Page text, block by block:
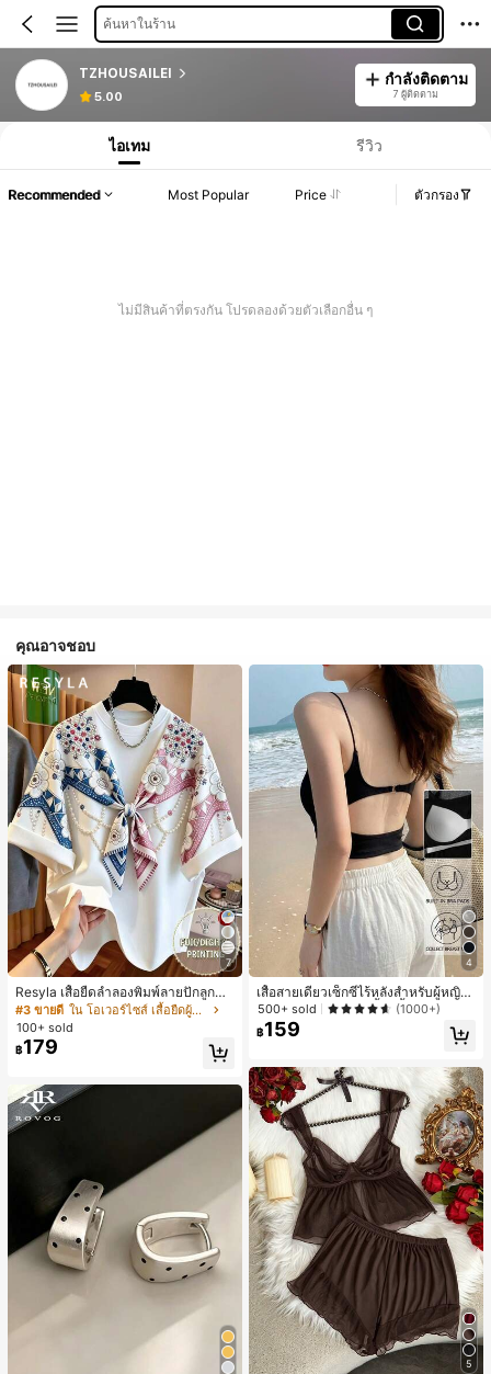
ค้นหาในร้าน
TZHOUSAILEI
5.00
กำลังติดตาม
7 ผู้ติดตาม
ไอเทม รีวิว
Recommended Most Popular Price ตัวกรอง
ไม่มีสินค้าที่ตรงกัน โปรดลองด้วยตัวเลือกอื่น ๆ
คุณอาจชอบ
7
Resyla เสื้อยืดลำลองพิมพ์ลายปักลูกปัด
รูปโบว์ขนาดใหญ่สำหรับผู้หญิง
#3 ขายดี
ใน โอเวอร์ไซส์ เสื้อยืดผู้หญิง
100+ sold
฿179
4
เสื้อสายเดี่ยวเซ็กซี่ไร้หลังสำหรับผู้หญิง
พร้อมบราแบบมีฟองน้ำ, เสื้อกล้ามแขน
กุด, เสื้อลำลองสีดำสำหรับฤดูร้อน
500+ sold (1000+)
฿159
5